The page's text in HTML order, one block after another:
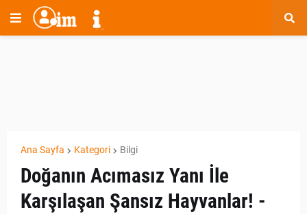
Ana Sayfa Kategori Bilgi
Doğanın Acımasız Yanı İle
Karşılaşan Şansız Hayvanlar! -